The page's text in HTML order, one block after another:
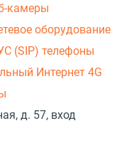
камеры
оборудование
(SIP) телефоны
Интернет 4G
д. 57, вход